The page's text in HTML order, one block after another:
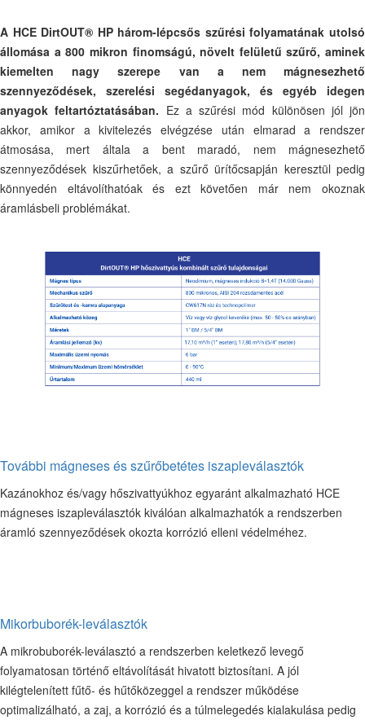
A HCE DirtOUT® HP három-lépcsős szűrési folyamatának utolsó
állomása a 800 mikron finomságú, növelt felületű szűrő, aminek
kiemelten nagy szerepe van a nem mágnesezhető
szennyeződések, szerelési segédanyagok, és egyéb idegen
anyagok feltartóztatásában. Ez a szűrési mód különösen jól jön
akkor, amikor a kivitelezés elvégzése után elmarad a rendszer
átmosása, mert általa a bent maradó, nem mágnesezhető
szennyeződések kiszűrhetőek, a szűrő ürítőcsapján keresztül pedig
könnyedén eltávolíthatóak és ezt követően már nem okoznak
áramlásbeli problémákat.
További mágneses és szűrőbetétes iszapleválasztók
Kazánokhoz és/vagy hőszivattyúkhoz egyaránt alkalmazható HCE
mágneses iszapleválasztók kiválóan alkalmazhatók a rendszerben
áramló szennyeződések okozta korrózió elleni védelméhez.
Mikorbuborék-leválasztók
A mikrobuborék-leválasztó a rendszerben keletkező levegő
folyamatosan történő eltávolítását hivatott biztosítani. A jól
kilégtelenített fűtő- és hűtőközeggel a rendszer működése
optimalizálható, a zaj, a korrózió és a túlmelegedés kialakulása pedig